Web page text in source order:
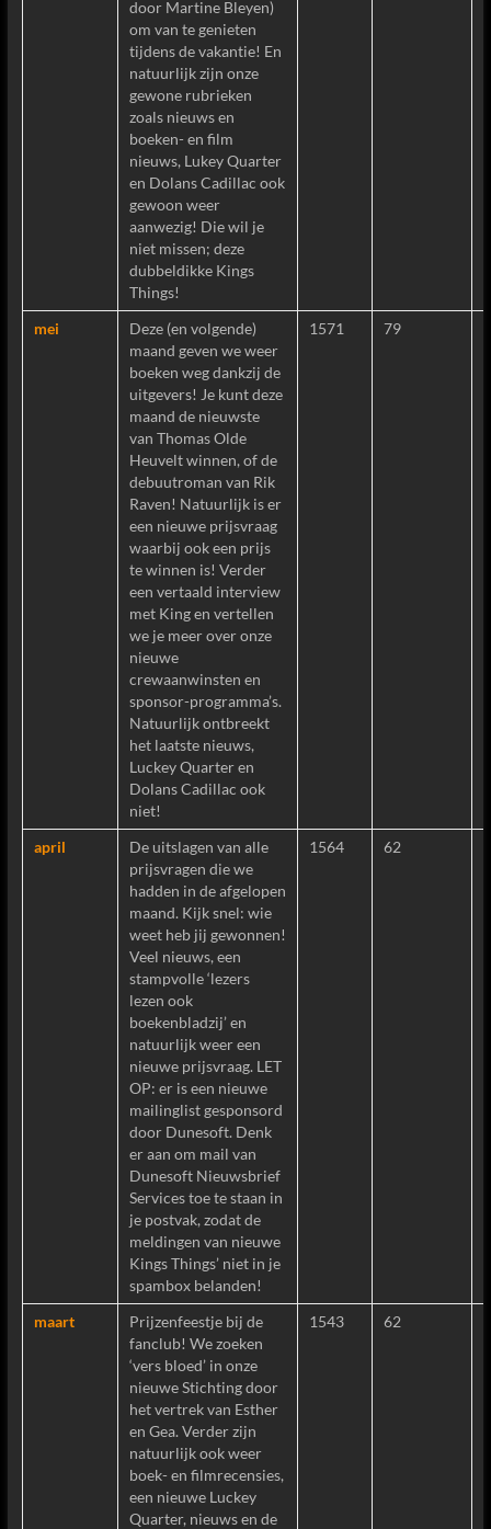
door Martine Bleyen)
om van te genieten
tijdens de vakantie! En
natuurlijk zijn onze
gewone rubrieken
zoals nieuws en
boeken- en film
nieuws, Lukey Quarter
en Dolans Cadillac ook
gewoon weer
aanwezig! Die wil je
niet missen; deze
dubbeldikke Kings
Things!
mei
Deze (en volgende)
maand geven we weer
boeken weg dankzij de
uitgevers! Je kunt deze
maand de nieuwste
van Thomas Olde
Heuvelt winnen, of de
debuutroman van Rik
Raven! Natuurlijk is er
een nieuwe prijsvraag
waarbij ook een prijs
te winnen is! Verder
een vertaald interview
met King en vertellen
we je meer over onze
nieuwe
crewaanwinsten en
sponsor-programma’s.
Natuurlijk ontbreekt
het laatste nieuws,
Luckey Quarter en
Dolans Cadillac ook
niet!
1571 79
april
De uitslagen van alle
prijsvragen die we
hadden in de afgelopen
maand. Kijk snel: wie
weet heb jij gewonnen!
Veel nieuws, een
stampvolle ‘lezers
lezen ook
boekenbladzij’ en
natuurlijk weer een
nieuwe prijsvraag. LET
OP: er is een nieuwe
mailinglist gesponsord
door Dunesoft. Denk
er aan om mail van
Dunesoft Nieuwsbrief
Services toe te staan in
je postvak, zodat de
meldingen van nieuwe
Kings Things’ niet in je
spambox belanden!
1564 62
maart
Prijzenfeestje bij de
fanclub! We zoeken
‘vers bloed’ in onze
nieuwe Stichting door
het vertrek van Esther
en Gea. Verder zijn
natuurlijk ook weer
boek- en filmrecensies,
een nieuwe Luckey
Quarter, nieuws en de
1543 62